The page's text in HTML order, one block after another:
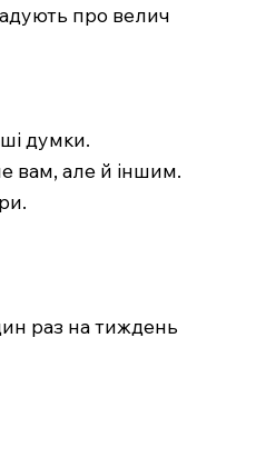
про велич
думки.
вам, але й іншим.
раз на тиждень